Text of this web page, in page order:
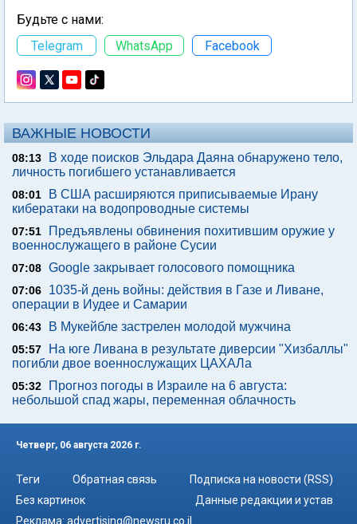
Будьте с нами:
Telegram
WhatsApp Facebook
ВАЖНЫЕ НОВОСТИ
08:13
В ходе поисков Эльдара Даяна обнаружено тело,
личность погибшего устанавливается
08:01
В США расширяются приписываемые Ирану
кибератаки на водопроводные системы
07:51
Предъявлены обвинения похитившим оружие у
военнослужащего в районе Сусии
07:08 Google закрывает голосового помощника
07:06
1035-й день войны: действия в Газе и Ливане,
операции в Иудее и Самарии
06:43 В Мукейбле застрелен молодой мужчина
05:57
На юге Ливана в результате диверсии "Хизбаллы"
погибли двое военнослужащих ЦАХАЛа
05:32
Прогноз погоды в Израиле на 6 августа:
небольшой спад жары, переменная облачность
Четверг, 06 августа 2026 г.
Теги Обратная связь
Подписка на новости (RSS)
Без картинок
Данные редакции и устав
Реклама: advertising@newsru.co.il